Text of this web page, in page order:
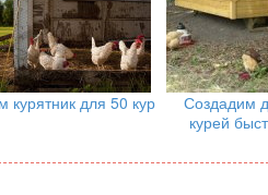
курятник для 50 кур
Создадим
курей